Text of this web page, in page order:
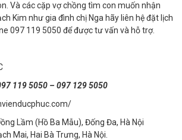
Và các cặp vợ chồng tìm con muốn nhận
Kim như gia đình chị Nga hãy liên hệ đặt lịch
097 119 5050 để được tư vấn và hỗ trợ.
119 5050 – 097 129 5050
Lầm (Hồ Ba Mẫu), Đống Đa, Hà Nội
Mai, Hai Bà Trưng, Hà Nội.